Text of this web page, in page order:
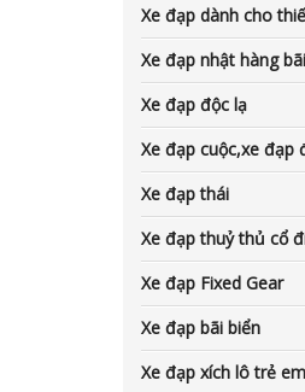
Xe đạp dành cho
Xe đạp nhật hàng bãi
Xe đạp độc lạ
Xe đạp cuộc,xe đạp
Xe đạp thái
Xe đạp thuỷ thủ cổ
Xe đạp Fixed Gear
Xe đạp bãi biển
Xe đạp xích lô trẻ em